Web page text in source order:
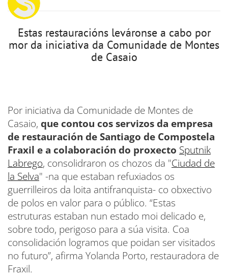
Estas restauracións leváronse a cabo por
mor da iniciativa da Comunidade de Montes
de Casaio
Por iniciativa da Comunidade de Montes de
Casaio, que contou cos servizos da empresa
de restauración de Santiago de Compostela
Fraxil e a colaboración do proxecto Sputnik
Labrego, consolidraron os chozos da "Ciudad de
la Selva" -na que estaban refuxiados os
guerrilleiros da loita antifranquista- co obxectivo
de polos en valor para o público. “Estas
estruturas estaban nun estado moi delicado e,
sobre todo, perigoso para a súa visita. Coa
consolidación logramos que poidan ser visitados
no futuro”, afirma Yolanda Porto, restauradora de
Fraxil.